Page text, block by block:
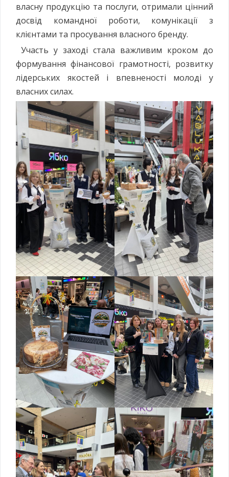
власну продукцію та послуги, отримали цінний
досвід командної роботи, комунікації з
клієнтами та просування власного бренду.
Участь у заході стала важливим кроком до
формування фінансової грамотності, розвитку
лідерських якостей і впевненості молоді у
власних силах.